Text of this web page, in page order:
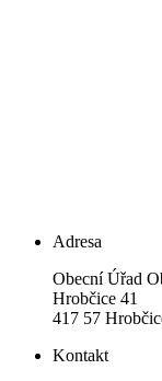
Adresa
Obecní Úřad
Hrobčice 41
417 57
Kontakt